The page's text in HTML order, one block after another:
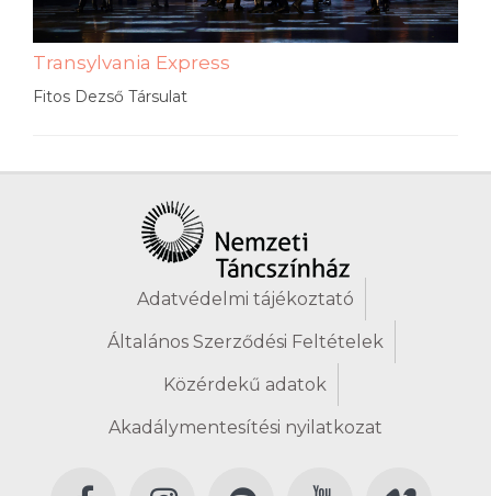
Transylvania Express
Fitos Dezső Társulat
Adatvédelmi tájékoztató
Általános Szerződési Feltételek
Közérdekű adatok
Akadálymentesítési nyilatkozat